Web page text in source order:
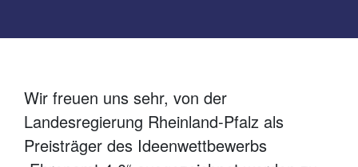
Wir freuen uns sehr, von der
Landesregierung Rheinland-Pfalz als
Preisträger des Ideenwettbewerbs